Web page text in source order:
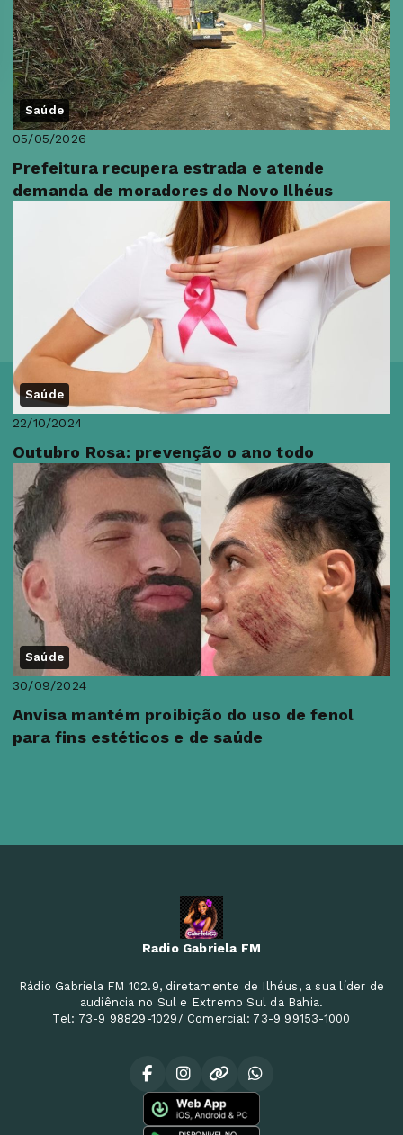
Saúde
05/05/2026
Prefeitura recupera estrada e atende
demanda de moradores do Novo Ilhéus
Saúde
22/10/2024
Outubro Rosa: prevenção o ano todo
Saúde
30/09/2024
Anvisa mantém proibição do uso de fenol
para fins estéticos e de saúde
Radio Gabriela FM
Rádio Gabriela FM 102.9, diretamente de Ilhéus, a sua líder de
audiência no Sul e Extremo Sul da Bahia.
Tel: 73-9 98829-1029/ Comercial: 73-9 99153-1000